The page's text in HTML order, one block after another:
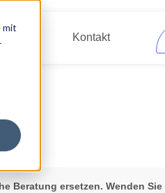
mit
Kontakt
ersetzen. Wenden Sie